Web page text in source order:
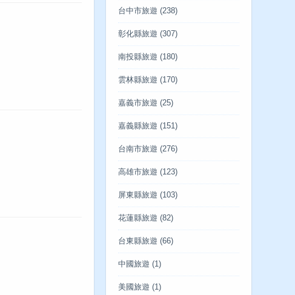
台中市旅遊 (238)
彰化縣旅遊 (307)
南投縣旅遊 (180)
雲林縣旅遊 (170)
嘉義市旅遊 (25)
嘉義縣旅遊 (151)
台南市旅遊 (276)
高雄市旅遊 (123)
屏東縣旅遊 (103)
花蓮縣旅遊 (82)
台東縣旅遊 (66)
中國旅遊 (1)
美國旅遊 (1)